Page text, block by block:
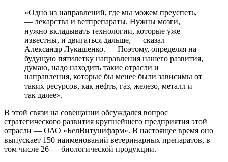
«Одно из направлений, где мы можем преуспеть,
— лекарства и ветпрепараты. Нужны мозги,
нужно вкладывать технологии, которые уже
известны, и двигаться дальше, — сказал
Александр Лукашенко. — Поэтому, определяя на
будущую пятилетку направления нашего развития,
думаю, надо находить такие отрасли и
направления, которые бы менее были зависимы от
таких ресурсов, как нефть, газ, железо, металл и
так далее».
В этой связи на совещании обсуждался вопрос
стратегического развития крупнейшего предприятия этой
отрасли — ОАО «БелВитунифарм». В настоящее время оно
выпускает 150 наименований ветеринарных препаратов, в
том числе 26 — биологической продукции.